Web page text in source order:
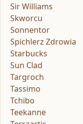
Sir Williams
Skworcu
Sonnentor
Spichlerz Zdrowia
Starbucks
Sun Clad
Targroch
Tassimo
Tchibo
Teekanne